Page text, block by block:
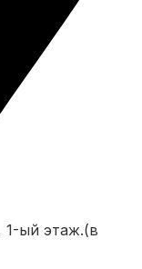
1-ый этаж.(в